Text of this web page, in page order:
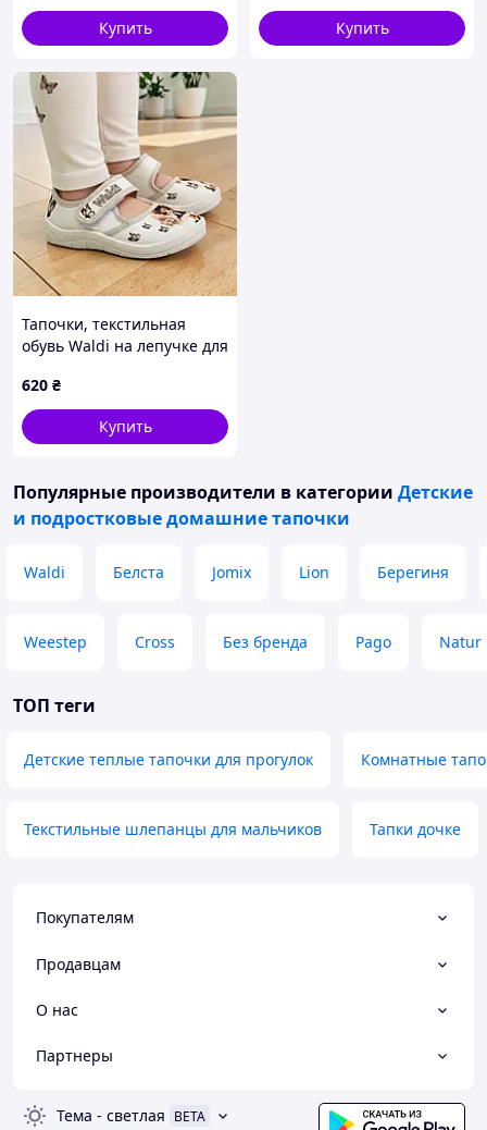
Купить
Купить
Тапочки, текстильная
обувь Waldi на лепучке для
кожаная с супинатором
Размеры: 24-30
620 ₴
Купить
Популярные производители в категории Детские
и подростковые домашние тапочки
Waldi Белста Jomix Lion Берегиня
Weestep Cross Без бренда Pago Natur
ТОП теги
Детские теплые тапочки для прогулок Комнатные
Текстильные шлепанцы для мальчиков Тапки дочке
Покупателям
Продавцам
О нас
Партнеры
Тема - светлая BETA